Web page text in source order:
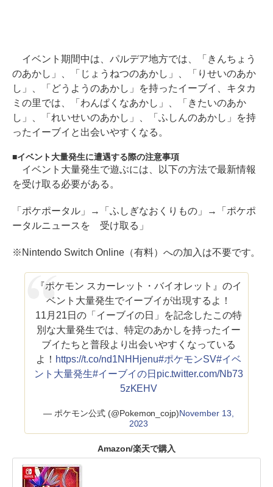
イベント期間中は、パルデア地方では、「きんちょう
のあかし」、「じょうねつのあかし」、「りせいのあか
し」、「どうようのあかし」を持ったイーブイ、キタカ
ミの里では、「わんぱくなあかし」、「きたいのあか
し」、「れいせいのあかし」、「ふしんのあかし」を持
ったイーブイと出会いやすくなる。
イベント大量発生に遭遇する際の注意事項
イベント大量発生で遊ぶには、以下の方法で最新情報
を受け取る必要がある。
「ポケポータル」→「ふしぎなおくりもの」→「ポケポ
ータルニュースを 受け取る」
※Nintendo Switch Online（有料）への加入は不要です。
『ポケモン スカーレット・バイオレット』のイ
ベント大量発生でイーブイが出現するよ！
11月21日の「イーブイの日」を記念したこの特
別な大量発生では、特定のあかしを持ったイー
ブイたちと普段より出会いやすくなっている
よ！ https://t.co/nd1NHHjenu#ポケモンSV#イベ
ント大量発生#イーブイの日 pic.twitter.com/Nb73
5zKEHV
— ポケモン公式 (@Pokemon_cojp)November 13,
2023
Amazon/楽天で購入